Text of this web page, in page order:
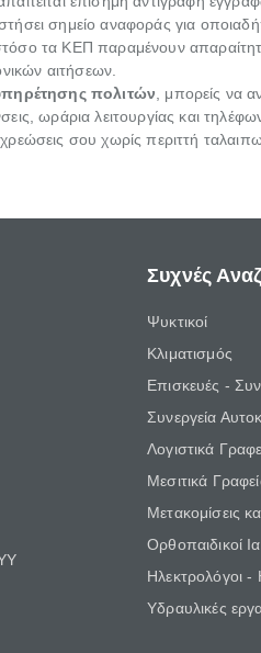
σημείο αναφοράς για
τα ΚΕΠ παραμένουν
αιτήσεων.
πολιτών , μπορείς να
ωράρια λειτουργίας και
σου χωρίς περιττή
Συχνές
Ψυκτικοί
Κλιματισμός
Επισκευές -
Συνεργεία
Λογιστικά
Μεσιτικά
Μετακομίσεις
Ορθοπαιδικοί
Ηλεκτρολόγοι -
Υδραυλικές